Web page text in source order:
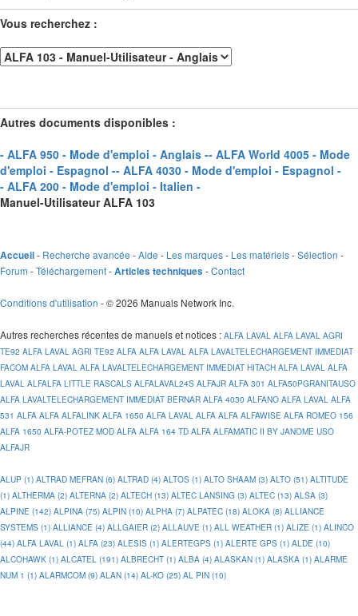
Vous recherchez :
Autres documents disponibles :
- ALFA 950 - Mode d'emploi - Anglais -- ALFA World 4005 - Mode
d'emploi - Espagnol -- ALFA 4030 - Mode d'emploi - Espagnol -
- ALFA 200 - Mode d'emploi - Italien -
Manuel-Utilisateur ALFA 103
Accueil- Recherche avancée -Aide - Les marques- Les matériels-Sélection -
Forum -Téléchargement-Articles techniques -Contact
Conditions d'utilisation - © 2026 Manuals Network Inc.
Autres recherches récentes de manuels et notices : ALFA LAVAL ALFA LAVAL AGRI
TE92 ALFA LAVAL AGRI TE92 ALFA ALFA LAVAL ALFA LAVALTELECHARGEMENT IMMEDIAT
FACOM ALFA LAVAL ALFA LAVALTELECHARGEMENT IMMEDIAT HITACH ALFA LAVAL ALFA
LAVAL ALFALFA LITTLE RASCALS ALFALAVAL24S ALFAJR ALFA 301 ALFA50PGRANITAUSO
ALFA LAVALTELECHARGEMENT IMMEDIAT BERNAR ALFA 4030 ALFANO ALFA LAVAL ALFA
531 ALFA ALFA ALFALINK ALFA 1650 ALFA LAVAL ALFA ALFA ALFAWISE ALFA ROMEO 156
ALFA 1650 ALFA-POTEZ MOD ALFA ALFA 164 TD ALFA ALFAMATIC II BY JANOME USO
ALFAJR
ALUP (1) ALTRAD MEFRAN (6) ALTRAD (4) ALTOS (1) ALTO SHAAM (3) ALTO (51) ALTITUDE
(1) ALTHERMA (2) ALTERNA (2) ALTECH (13) ALTEC LANSING (3) ALTEC (13) ALSA (3)
ALPINE (142) ALPINA (75) ALPIN (10) ALPHA (7) ALPATEC (18) ALOKA (8) ALLIANCE
SYSTEMS (1) ALLIANCE (4) ALLGAIER (2) ALLAUVE (1) ALL WEATHER (1) ALIZE (1) ALINCO
(44) ALFA LAVAL (1) ALFA (23) ALESIS (1) ALERTEGPS (1) ALERTE GPS (1) ALDE (10)
ALCOHAWK (1) ALCATEL (191) ALBRECHT (1) ALBA (4) ALASKAN (1) ALASKA (1) ALARME
NUM 1 (1) ALARMCOM (9) ALAN (14) AL-KO (25) AL PIN (10)